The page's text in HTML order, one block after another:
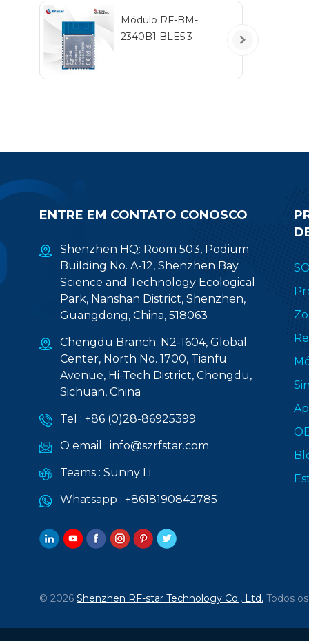
Módulo RF-BM-
2340B1 BLE5.3
ENTRE EM CONTATO CONOSCO
Shenzhen HQ: Room 503, Podium
Building No. A-12, Shenzhen Bay
Science and Technology Ecological
Park, Nanshan District, Shenzhen,
Guangdong, China, 518063
Chengdu Branch: N2-1604, Global
Center, North No. 1700, Tianfu
Avenue, Hi-Tech District, Chengdu,
Sichuan, China
Tel : +86 (0)28-86925399
O email : info@szrfstar.com
Teams : Sunny Li
Whatsapp : +8618190842785
© 2026 Shenzhen RF-star Technology Co., Ltd. Todos